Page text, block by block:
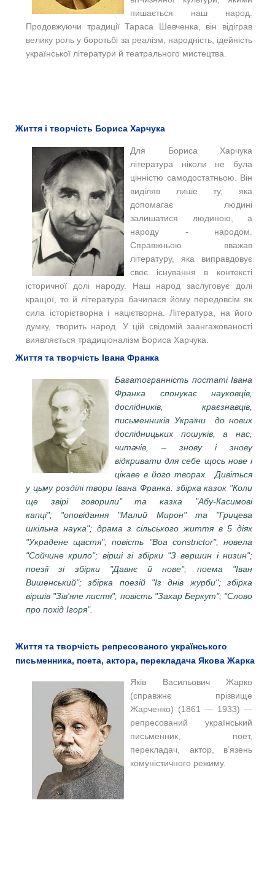
пишається наш народ.
Продовжуючи традиції Тараса Шевченка, він відіграв
велику роль у боротьбі за реалізм, народність, ідейність
української літератури й театрального мистецтва.
Життя і творчість Бориса Харчука
Для Бориса Харчука
література ніколи не була
цінністю самодостатньою. Він
виділяв лише ту, яка
допомагає людині
залишатися людиною, а
народу - народом.
Справжньою вважав
літературу, яка виправдовує
своє існування в контексті
історичної долі народу. Наш народ заслуговує долі
кращої, то й література бачилася йому передовсім як
сила історієтворна і націєтворна. Література, на його
думку, творить народ. У цій свідомій заангажованості
виявляється традиціоналізм Бориса Харчука.
Життя та творчість Івана Франка
Багатогранність постаті Івана
Франка спонукає науковців,
дослідників, краєзнавців,
письменників України до нових
дослідницьких пошуків, а нас,
читачів, – знову і знову
відкривати для себе щось нове і
цікаве в його творах. Дивіться
у цьму розділі твори Івана Франка: збірка казок "Коли
ще звірі говорили" та казка "Абу-Касимові
капці"; "оповідання "Малий Мирон" та "Грицева
шкільна наука"; драма з сільського життя в 5 діях
"Украдене щастя"; повість "Boa constrictor"; новела
"Сойчине крило"; вірші зі збірки "З вершин і низин";
поезії зі збірки "Давнє й нове"; поема "Іван
Вишенський"; збірка поезій "Із днів журби"; збірка
віршів "Зів'яле листя"; повість "Захар Беркут"; "Слово
про похід Ігоря".
Життя та творчість репресованого українського
письменника, поета, актора, перекладача Якова Жарка
Яків Васильович Жарко
(справжнє прізвище
Жарченко) (1861 — 1933) —
репресований український
письменник, поет,
перекладач, актор, в’язень
комуністичного режиму.